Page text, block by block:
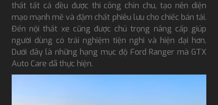
thất tất cả đều được thi công chỉn chu, tạo nên diện
mạo mạnh mẽ và đậm chất phiêu lưu cho chiếc bán tải.
Đến nội thất xe cũng được chú trọng nâng cấp giúp
người dùng có trải nghiệm tiện nghi và hiện đại hơn.
Dưới đây là những hạng mục độ Ford Ranger mà GTX
Auto Care đã thực hiện.